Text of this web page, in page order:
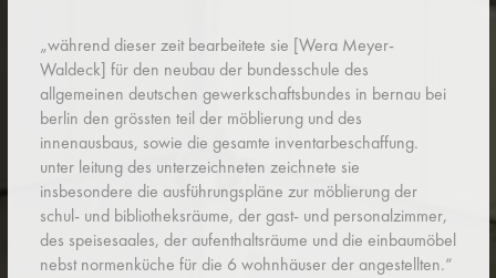
„während dieser zeit bearbeitete sie [Wera Meyer-
Waldeck] für den neubau der bundesschule des
allgemeinen deutschen gewerkschaftsbundes in bernau bei
berlin den grössten teil der möblierung und des
innenausbaus, sowie die gesamte inventarbeschaffung.
unter leitung des unterzeichneten zeichnete sie
insbesondere die ausführungspläne zur möblierung der
schul- und bibliotheksräume, der gast- und personalzimmer,
des speisesaales, der aufenthaltsräume und die einbaumöbel
nebst normenküche für die 6 wohnhäuser der angestellten.“